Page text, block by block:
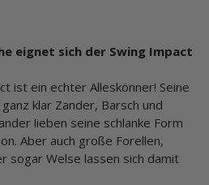
eignet sich der Swing Impact
ist ein echter Alleskönner! Seine
klar Zander, Barsch und
lieben seine schlanke Form
Aber auch große Forellen,
sogar Welse lassen sich damit